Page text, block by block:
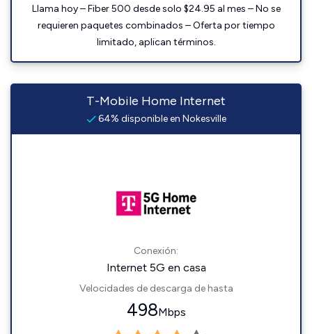
Llama hoy – Fiber 500 desde solo $24.95 al mes – No se
requieren paquetes combinados – Oferta por tiempo
limitado, aplican términos.
T-Mobile Home Internet
64% disponible en Nokesville
Conexión:
Internet 5G en casa
Velocidades de descarga de hasta
498Mbps